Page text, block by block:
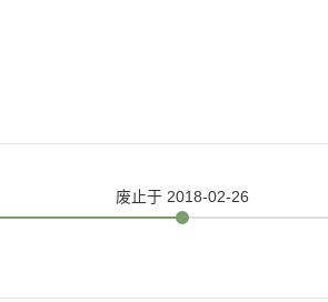
废止于 2018-02-26